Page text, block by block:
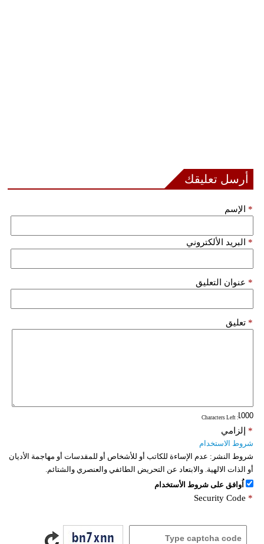
أرسل تعليقك
الإسم *
البريد الألكتروني *
عنوان التعليق *
تعليق *
: Characters Left
إلزامي *
شروط الاستخدام
شروط النشر: عدم الإساءة للكاتب أو للأشخاص أو للمقدسات أو مهاجمة الأديان
أو الذات الالهية. والابتعاد عن التحريض الطائفي والعنصري والشتائم.
اُوافق على شروط الأستخدام
Security Code *